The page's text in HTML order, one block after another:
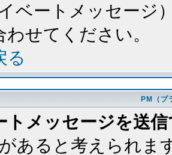
ベートメッセージ
わせてください。
る
PM（プ
トメッセージを送
あると考えられま